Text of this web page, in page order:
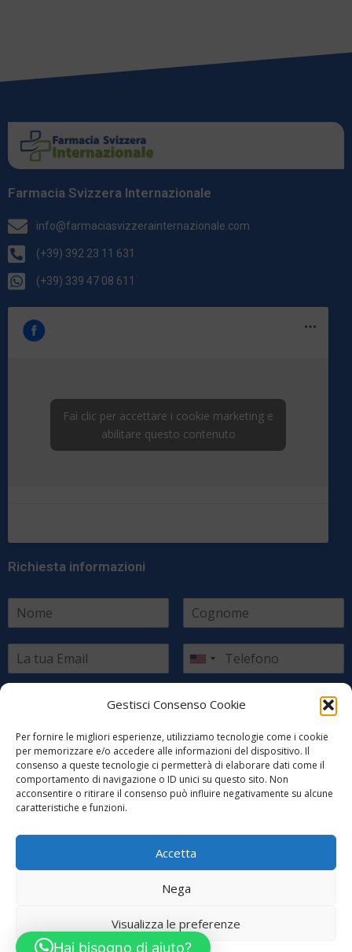
Gestisci Consenso Cookie
Per fornire le migliori esperienze, utilizziamo tecnologie come i cookie
per memorizzare e/o accedere alle informazioni del dispositivo. Il
consenso a queste tecnologie ci permetterà di elaborare dati come il
comportamento di navigazione o ID unici su questo sito. Non
acconsentire o ritirare il consenso può influire negativamente su alcune
caratteristiche e funzioni.
Accetta
Nega
Visualizza le preferenze
Farmacia Svizzera Internazionale
info@farmaciasvizzerainternazionale.com
(+39) 392 23 11 631
(+39) 339 47 08 611
Fai clic per accettare i cookie marketing e
abilitare questo contenuto
Richiesta informazioni
Scegli il paese di residenza
Copyright © 2022 Farmacia Svizzera Internazionale All rights
Hai bisogno di aiuto?